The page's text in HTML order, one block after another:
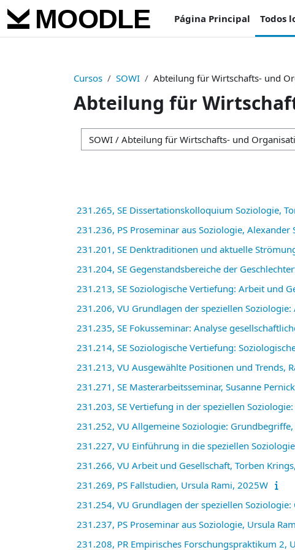
Salta al contenido principal
Página Principal
Todos
Cursos SOWI Abteilung für Wirtschafts- und
Abteilung für
Categorías
231.265, SE Dissertationskolloquium Soziologie,
231.236, PS Proseminar aus Soziologie, Alexander
231.201, SE Denktraditionen und aktuelle
231.204, SE Gegenstandsbereiche der
231.213, SE Soziologische Vertiefung: Arbeit und
231.206, VU Grundlagen der speziellen
231.235, SE Fokusseminar: Analyse
231.214, SE Soziologische Vertiefung:
231.213, VU Ausgewählte Positionen und Trends,
231.271, SE Masterarbeitsseminar, Susanne
231.203, SE Vertiefung in der speziellen
231.252, VU Allgemeine Soziologie:
231.227, VU Einführung in die speziellen
231.266, VU Arbeit und Gesellschaft, Torben
231.269, PS Fallstudien, Ursula Rami, 2025W
231.254, VU Grundlagen der speziellen
231.237, PS Proseminar aus Soziologie, Ursula
231.208, PR Empirisches Forschungspraktikum 2,